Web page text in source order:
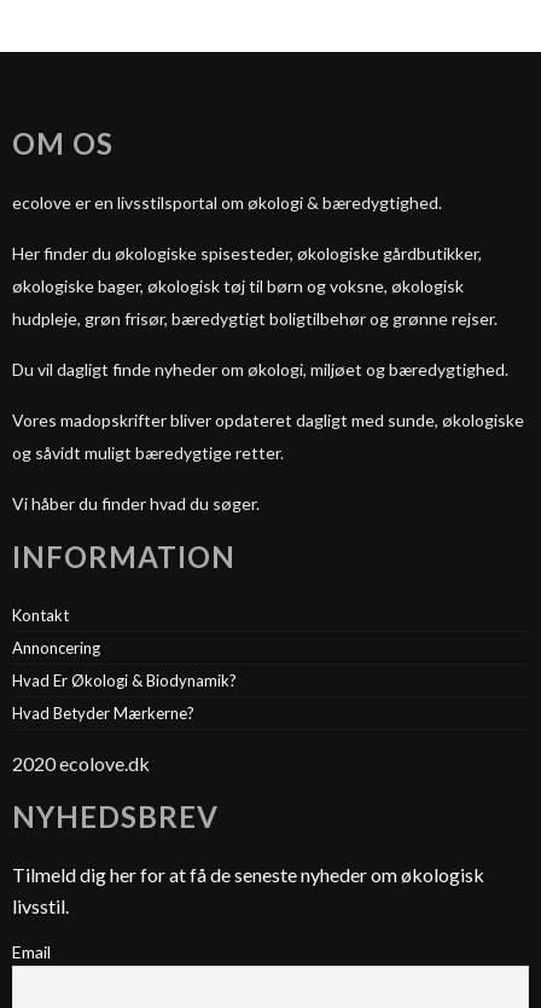
OM OS
ecolove er en livsstilsportal om økologi & bæredygtighed.
Her finder du økologiske spisesteder, økologiske gårdbutikker,
økologiske bager, økologisk tøj til børn og voksne, økologisk
hudpleje, grøn frisør, bæredygtigt boligtilbehør og grønne rejser.
Du vil dagligt finde nyheder om økologi, miljøet og bæredygtighed.
Vores madopskrifter bliver opdateret dagligt med sunde, økologiske
og såvidt muligt bæredygtige retter.
Vi håber du finder hvad du søger.
INFORMATION
Kontakt
Annoncering
Hvad Er Økologi & Biodynamik?
Hvad Betyder Mærkerne?
2020 ecolove.dk
NYHEDSBREV
Tilmeld dig her for at få de seneste nyheder om økologisk
livsstil.
Email